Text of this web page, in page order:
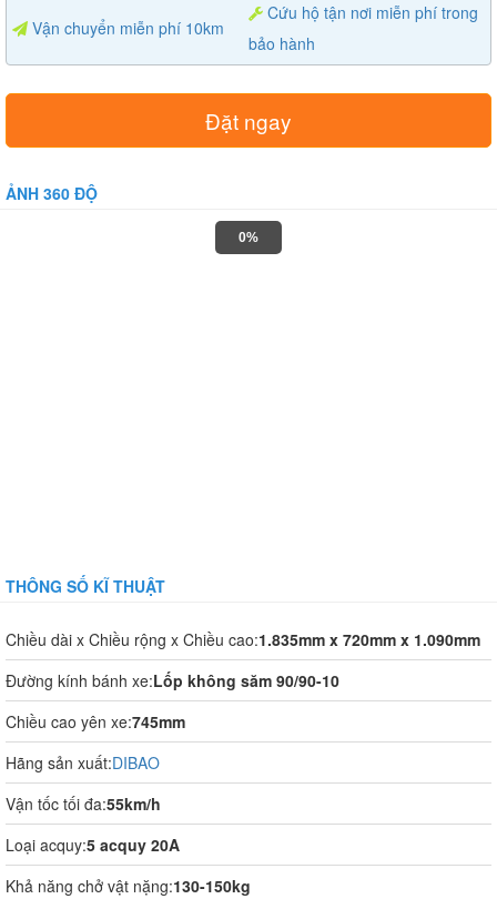
Vận chuyển miễn phí 10km
Cứu hộ tận nơi miễn phí trong
bảo hành
Đặt ngay
ẢNH 360 ĐỘ
0%
THÔNG SỐ KĨ THUẬT
Chiều dài x Chiều rộng x Chiều cao:1.835mm x 720mm x 1.090mm
Đường kính bánh xe:Lốp không săm 90/90-10
Chiều cao yên xe:745mm
Hãng sản xuất:DIBAO
Vận tốc tối đa:55km/h
Loại acquy:5 acquy 20A
Khả năng chở vật nặng:130-150kg